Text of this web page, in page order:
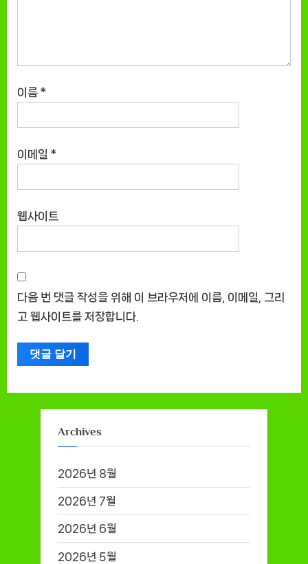
이름 *
이메일 *
웹사이트
다음 번 댓글 작성을 위해 이 브라우저에 이름, 이메일, 그리
고 웹사이트를 저장합니다.
Archives
2026년 8월
2026년 7월
2026년 6월
2026년 5월